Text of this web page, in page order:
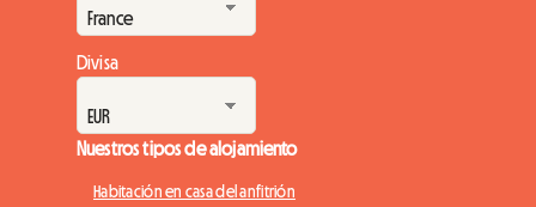
"passoires thermiques") en 2026 mantiene una ...
Divisa
Nuestros tipos de alojamiento
Habitación en casa del anfitrión